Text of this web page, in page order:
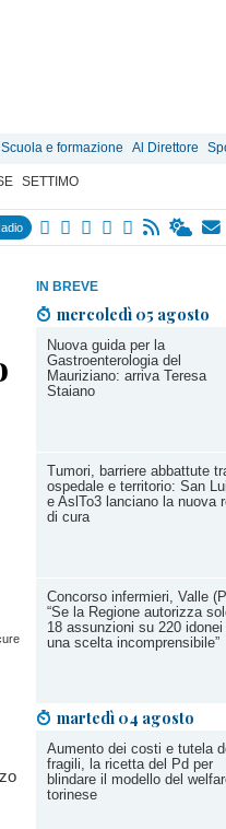
Scuola e formazione Al Direttore
SETTIMO
IN BREVE
mercoledì 05 agosto
Nuova guida per la
Gastroenterologia del
Mauriziano: arriva Teresa
Staiano
Tumori, barriere abbattute
ospedale e territorio: San
e AslTo3 lanciano la nuova
di cura
Concorso infermieri, Valle
“Se la Regione autorizza
18 assunzioni su 220 idonei
una scelta incomprensibile”
martedì 04 agosto
Aumento dei costi e tutela
fragili, la ricetta del Pd per
blindare il modello del
torinese